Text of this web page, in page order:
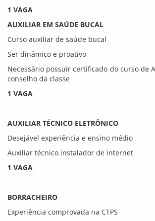
1 VAGA
AUXILIAR EM SAÚDE BUCAL
Curso auxiliar de saúde bucal
Ser dinâmico e proativo
Necessário possuir certificado do curso de
conselho da classe
1 VAGA
AUXILIAR TÉCNICO ELETRÔNICO
Desejável experiência e ensino médio
Auxiliar técnico instalador de internet
1 VAGA
BORRACHEIRO
Experiência comprovada na CTPS